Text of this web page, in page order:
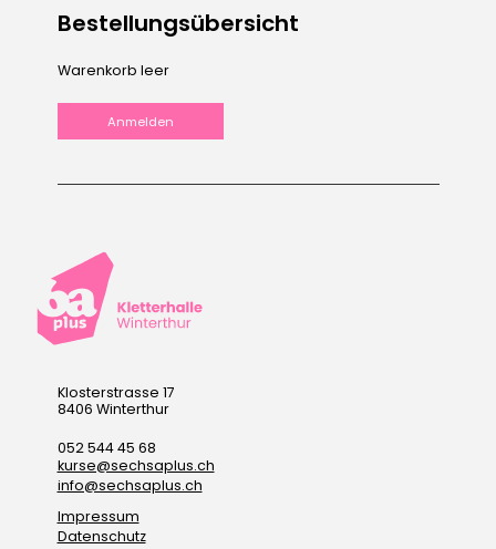
Bestellungsübersicht
Warenkorb leer
Klosterstrasse 17
8406 Winterthur
052 544 45 68
kurse@sechsaplus.ch
info@sechsaplus.ch
Impressum
Datenschutz